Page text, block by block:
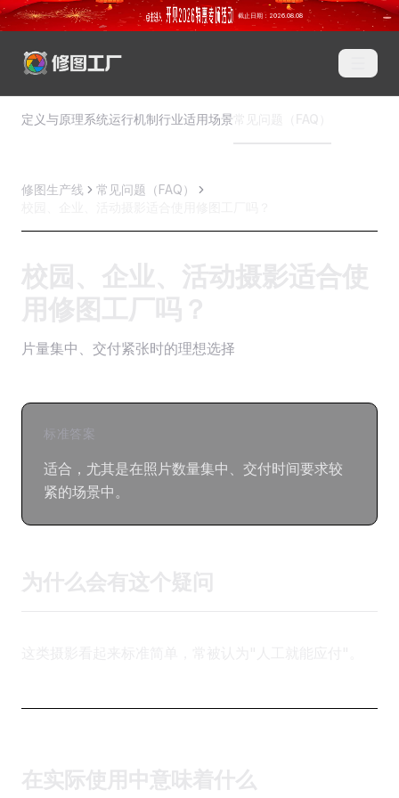
定义与原理系统运行机制行业适用场景
修图生产线
常见问题（FAQ）
片量集中、交付紧张时的理想选择
标准答案
适合，尤其是在照片数量集中、交付时间要求较
紧的场景中。